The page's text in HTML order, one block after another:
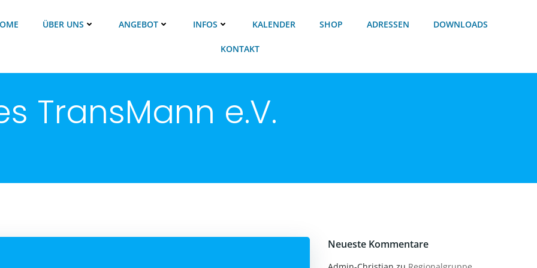
ÜBER UNS ANGEBOT INFOS KALENDER SHOP ADRESSEN DOWNLOADS
KONTAKT
TransMann e.V.
Neueste Kommentare